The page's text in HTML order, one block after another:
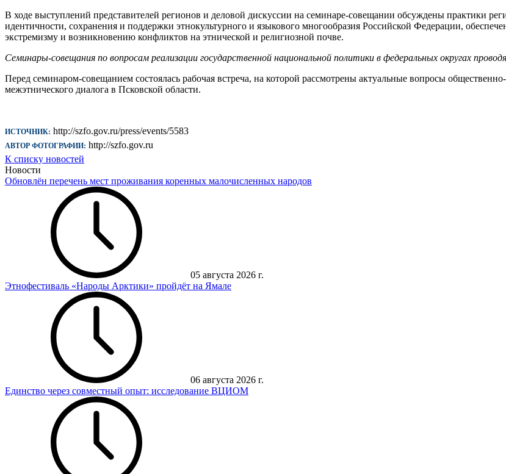
В ходе выступлений представителей регионов и деловой дискуссии на семинаре-совещании обсуждены практики
идентичности, сохранения и поддержки этнокультурного и языкового многообразия Российской Федерации,
экстремизму и возникновению конфликтов на этнической и религиозной почве.
Семинары-совещания по вопросам реализации государственной национальной политики в федеральных округах
Перед семинаром-совещанием состоялась рабочая встреча, на которой рассмотрены актуальные вопросы
межэтнического диалога в Псковской области.
ИСТОЧНИК: http://szfo.gov.ru/press/events/5583
АВТОР ФОТОГРАФИИ: http://szfo.gov.ru
К списку новостей
Новости
Обновлён перечень мест проживания коренных малочисленных народов
05 августа 2026 г.
Этнофестиваль «Народы Арктики» пройдёт на Ямале
06 августа 2026 г.
Единство через совместный опыт: исследование ВЦИОМ